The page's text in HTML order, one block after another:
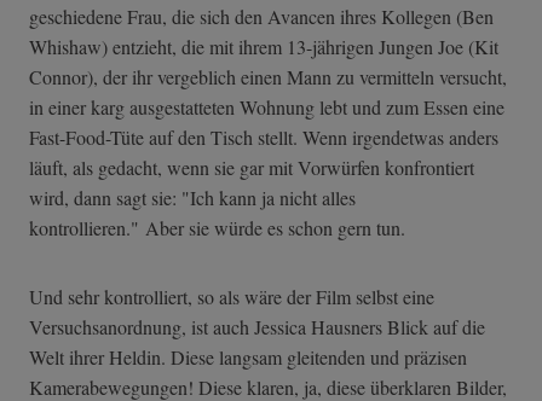
geschiedene Frau, die sich den Avancen ihres Kollegen (Ben
Whishaw) entzieht, die mit ihrem 13-jährigen Jungen Joe (Kit
Connor), der ihr vergeblich einen Mann zu vermitteln versucht,
in einer karg ausgestatteten Wohnung lebt und zum Essen eine
Fast-Food-Tüte auf den Tisch stellt. Wenn irgendetwas anders
läuft, als gedacht, wenn sie gar mit Vorwürfen konfrontiert
wird, dann sagt sie: "Ich kann ja nicht alles
kontrollieren." Aber sie würde es schon gern tun.
Und sehr kontrolliert, so als wäre der Film selbst eine
Versuchsanordnung, ist auch Jessica Hausners Blick auf die
Welt ihrer Heldin. Diese langsam gleitenden und präzisen
Kamerabewegungen! Diese klaren, ja, diese überklaren Bilder,